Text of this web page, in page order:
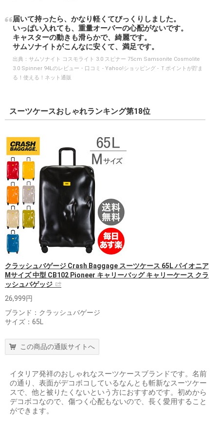
届いて持ったら、かなり軽くてびっくりしました。
いっぱい入れても、重量オーバーの心配がないです。
キャスターの動きも滑らかで、綺麗です。
サムソナイトがこんなに安くて、満足です。
出典： サムソナイト コスモライト 3.0 スピナー 75cm Samsonite Cosmolite
3.0 Spinner 94Lのレビュー・口コミ - Yahoo!ショッピング - Ｔポイントが貯ま
る！使える！ネット通販
スーツケースおしゃれランキング第18位
クラッシュバゲージ Crash Baggage スーツケース 65L パイオニア
Mサイズ 中型 CB102 Pioneer キャリーバッグ キャリーケース クラ
ッシュバゲッジ
26,999円
ブランド：クラッシュバゲージ
サイズ：65L
この商品の通販サイトへ
イタリア発祥のおしゃれなスーツケースブランドです。名前
の通り、表面がデコボコしているなんとも斬新なスーツケー
スで、他と被りたくないという方におすすめです。初めから
デコボコなので、傷つく心配もないので、長く愛用すること
ができます。